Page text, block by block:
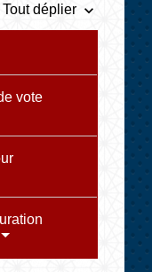
Tout déplier keyboard_arrow_down
vote